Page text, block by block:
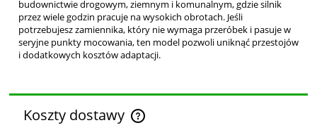
budownictwie drogowym, ziemnym i komunalnym, gdzie silnik
przez wiele godzin pracuje na wysokich obrotach. Jeśli
potrzebujesz zamiennika, który nie wymaga przeróbek i pasuje w
seryjne punkty mocowania, ten model pozwoli uniknąć przestojów
i dodatkowych kosztów adaptacji.
Koszty dostawy
Cena nie zawiera ewentualnych kosztów płatności